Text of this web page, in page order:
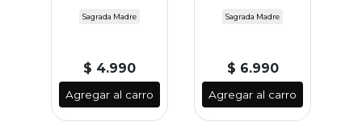
Sagrada Madre
$ 4.990
Agregar al carro
Sagrada Madre
$ 6.990
Agregar al carro